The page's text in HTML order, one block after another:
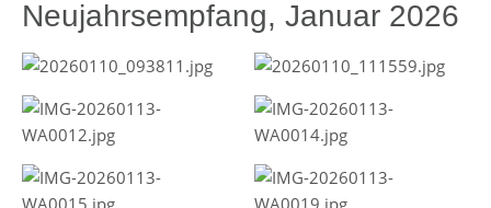
Neujahrsempfang, Januar 2026